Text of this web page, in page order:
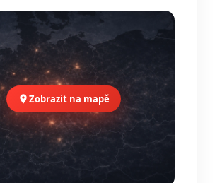
Zobrazit na mapě